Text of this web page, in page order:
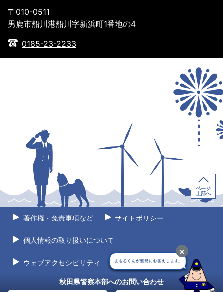
〒010-0511
男鹿市船川港船川字新浜町1番地の4
0185-23-2233
×
著作権・免責事項など サイトポリシー
個人情報の取り扱いについて
ウェブアクセシビリティ サイトマップ
秋田県警察本部へのお問い合わせ
ページ
上部へ